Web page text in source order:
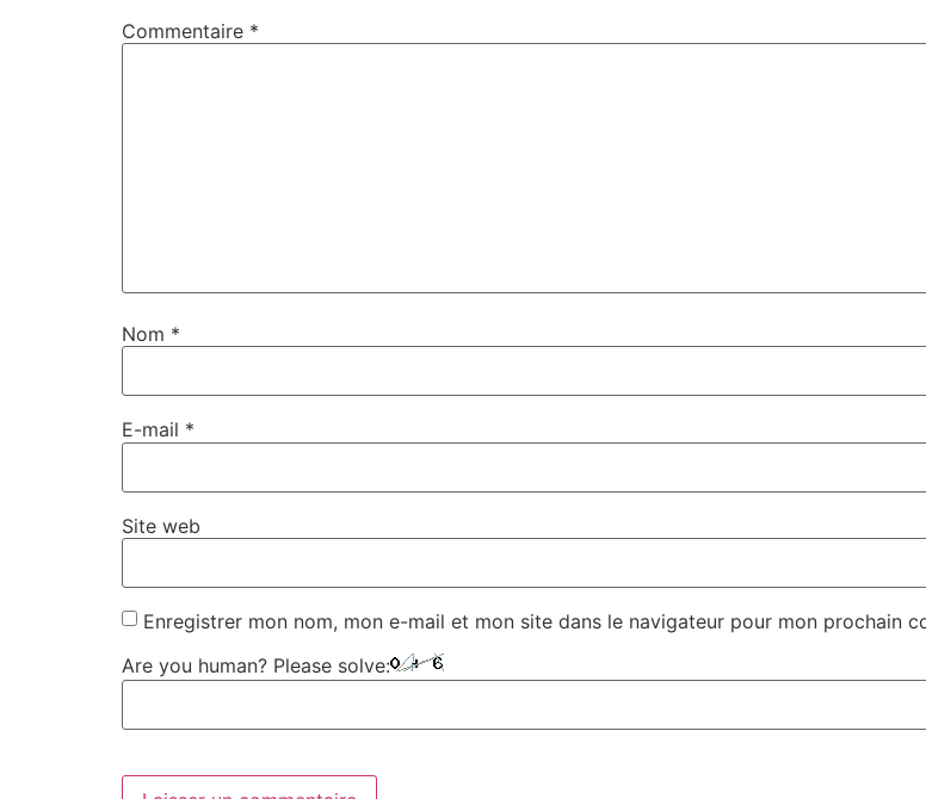
Commentaire *
Nom *
E-mail *
Site web
Enregistrer mon nom, mon e-mail et mon site dans le navigateur pour mon prochain
Are you human? Please solve: